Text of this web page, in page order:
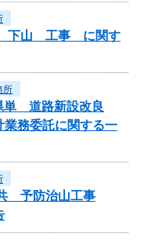
下山 工事 に関す
所
単 道路新設改良
業務委託に関する一
予防治山工事